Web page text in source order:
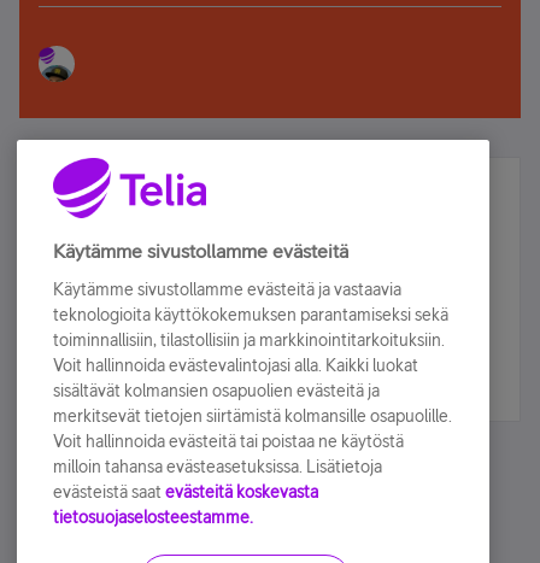
Älä jää paitsi – osallistu ja voita!
Tilaa Telian uutiskirje ja olet mukana arvonnassa.
sähköpostiisi.
Tilaa nyt
Käytämme sivustollamme evästeitä
Käytämme sivustollamme evästeitä ja vastaavia
teknologioita käyttökokemuksen parantamiseksi sekä
toiminnallisiin, tilastollisiin ja markkinointitarkoituksiin.
Voit hallinnoida evästevalintojasi alla. Kaikki luokat
sisältävät kolmansien osapuolien evästeitä ja
merkitsevät tietojen siirtämistä kolmansille osapuolille.
Voit hallinnoida evästeitä tai poistaa ne käytöstä
milloin tahansa evästeasetuksissa. Lisätietoja
evästeistä saat evästeitä koskevasta
tietosuojaselosteestamme.